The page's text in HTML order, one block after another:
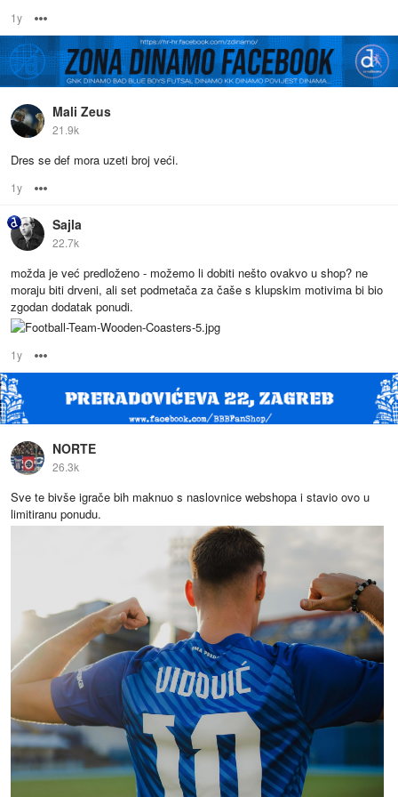
1y
Mali Zeus
21.9k
Dres se def mora uzeti broj veći.
1y
Sajla
22.7k
možda je već predloženo - možemo li dobiti nešto ovakvo u shop? ne
moraju biti drveni, ali set podmetača za čaše s klupskim motivima bi bio
zgodan dodatak ponudi.
1y
NORTE
26.3k
Sve te bivše igrače bih maknuo s naslovnice webshopa i stavio ovo u
limitiranu ponudu.